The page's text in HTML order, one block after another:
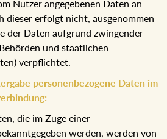
Nutzer angegebenen Daten an
erfolgt nicht, ausgenommen
der Daten aufgrund zwingender
und staatlichen
personenbezogene
die im Zuge einer